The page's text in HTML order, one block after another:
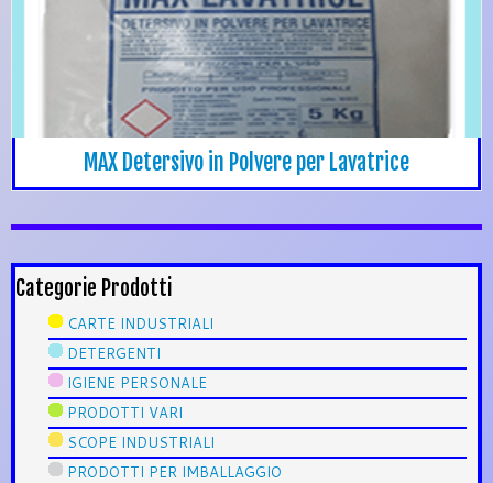
MAX Detersivo in Polvere per Lavatrice
Categorie Prodotti
CARTE INDUSTRIALI
DETERGENTI
IGIENE PERSONALE
PRODOTTI VARI
SCOPE INDUSTRIALI
PRODOTTI PER IMBALLAGGIO